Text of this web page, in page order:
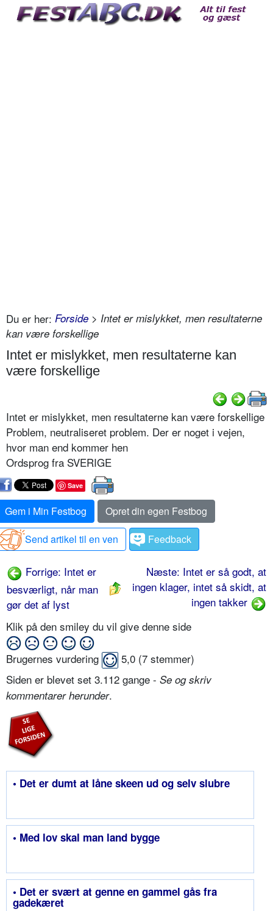
Du er her: Forside > Intet er mislykket, men resultaterne
kan være forskellige
Intet er mislykket, men resultaterne kan
være forskellige
Intet er mislykket, men resultaterne kan være forskellige
Problem, neutraliseret problem. Der er noget i vejen,
hvor man end kommer hen
Ordsprog fra SVERIGE
Save
Gem i Min Festbog
Opret din egen Festbog
Send artikel til en ven
Feedback
Forrige: Intet er
besværligt, når man
gør det af lyst
Næste: Intet er så godt, at
ingen klager, intet så skidt, at
ingen takker
Klik på den smiley du vil give denne side
Brugernes vurdering 5,0 (7 stemmer)
Siden er blevet set 3.112 gange - Se og skriv
kommentarer herunder.
• Det er dumt at låne skeen ud og selv slubre
• Med lov skal man land bygge
• Det er svært at genne en gammel gås fra
gadekæret